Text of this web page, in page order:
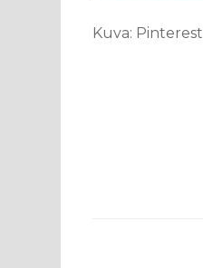
Kuva: Pinterest